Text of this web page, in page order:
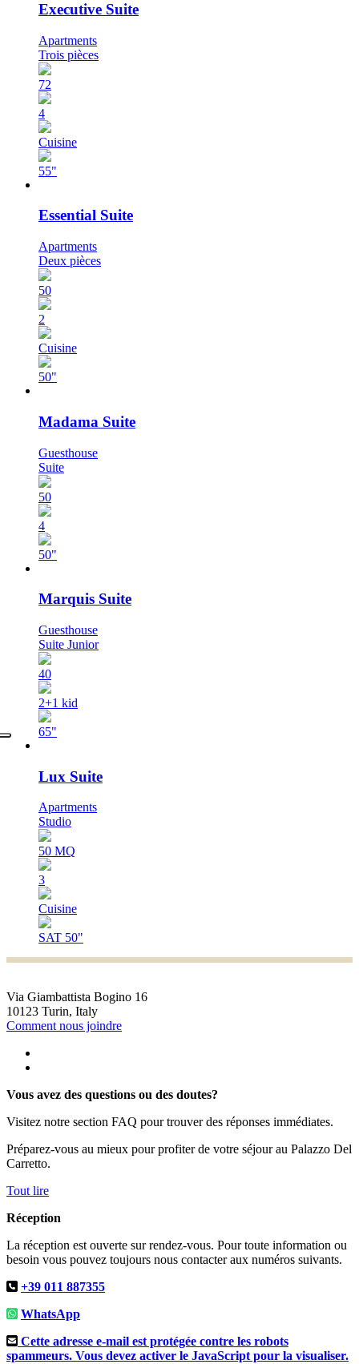
Executive Suite
Apartments
Trois pièces
72
4
Cuisine
55"
Essential Suite
Apartments
Deux pièces
50
2
Cuisine
50"
Madama Suite
Guesthouse
Suite
50
4
50"
Marquis Suite
Guesthouse
Suite Junior
40
2+1 kid
65"
Lux Suite
Apartments
Studio
50 MQ
3
Cuisine
SAT 50"
Via Giambattista Bogino 16
10123 Turin, Italy
Comment nous joindre
Vous avez des questions ou des doutes?
Visitez notre section FAQ pour trouver des réponses immédiates.
Préparez-vous au mieux pour profiter de votre séjour au Palazzo Del
Carretto.
Tout lire
Réception
La réception est ouverte sur rendez-vous. Pour toute information ou
besoin vous pouvez toujours nous contacter aux numéros suivants.
+39 011 887355
WhatsApp
Cette adresse e-mail est protégée contre les robots
spammeurs. Vous devez activer le JavaScript pour la visualiser.